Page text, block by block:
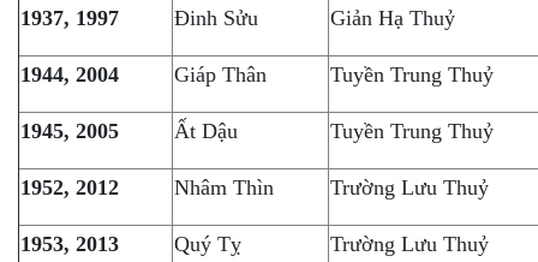
1937, 1997 Đinh Sửu Giản Hạ Thuỷ
1944, 2004 Giáp Thân Tuyền Trung Thuỷ
1945, 2005 Ất Dậu Tuyền Trung Thuỷ
1952, 2012 Nhâm Thìn Trường Lưu Thuỷ
1953, 2013 Quý Tỵ Trường Lưu Thuỷ